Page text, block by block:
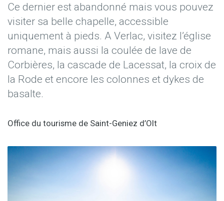
Ce dernier est abandonné mais vous pouvez
visiter sa belle chapelle, accessible
uniquement à pieds. A Verlac, visitez l’église
romane, mais aussi la coulée de lave de
Corbières, la cascade de Lacessat, la croix de
la Rode et encore les colonnes et dykes de
basalte.
Office du tourisme de Saint-Geniez d’Olt